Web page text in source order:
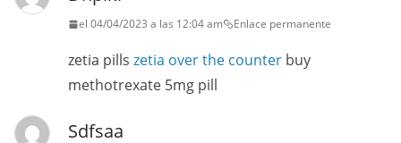
el 04/04/2023 a las 12:04 am Enlace permanente
zetia pills zetia over the counter buy
methotrexate 5mg pill
Sdfsaa